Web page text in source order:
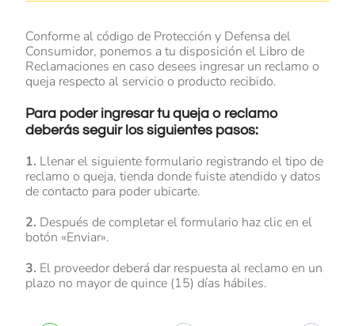
Conforme al código de Protección y Defensa del
Consumidor, ponemos a tu disposición el Libro de
Reclamaciones en caso desees ingresar un reclamo o
queja respecto al servicio o producto recibido.
Para poder ingresar tu queja o reclamo
deberás seguir los siguientes pasos:
1. Llenar el siguiente formulario registrando el tipo de
reclamo o queja, tienda donde fuiste atendido y datos
de contacto para poder ubicarte.
2. Después de completar el formulario haz clic en el
botón «Enviar».
3. El proveedor deberá dar respuesta al reclamo en un
plazo no mayor de quince (15) días hábiles.